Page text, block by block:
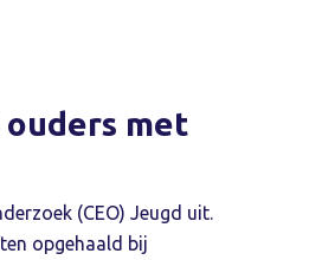
met
(CEO) Jeugd uit.
opgehaald bij